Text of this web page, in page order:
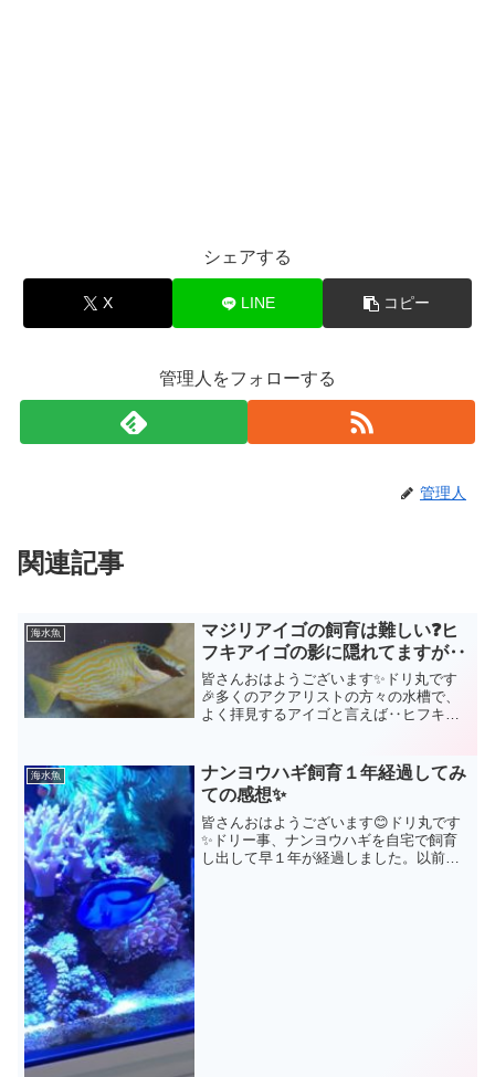
シェアする
X LINE コピー
管理人をフォローする
管理人
関連記事
海水魚
マジリアイゴの飼育は難しい❓ヒ
フキアイゴの影に隠れてますが‥
皆さんおはようございます✨ドリ丸です
🎉多くのアクアリストの方々の水槽で、
よく拝見するアイゴと言えば‥ヒフキア
ーの体色に、歌舞伎役者の様なフェイ
ス、口元が突出してるせいか...
海水魚
ナンヨウハギ飼育１年経過してみ
ての感想✨
皆さんおはようございます😊ドリ丸です
✨ドリー事、ナンヨウハギを自宅で飼育
し出して早１年が経過しました。以前、